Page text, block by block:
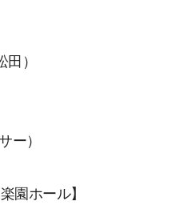
）
ー）
園ホール】